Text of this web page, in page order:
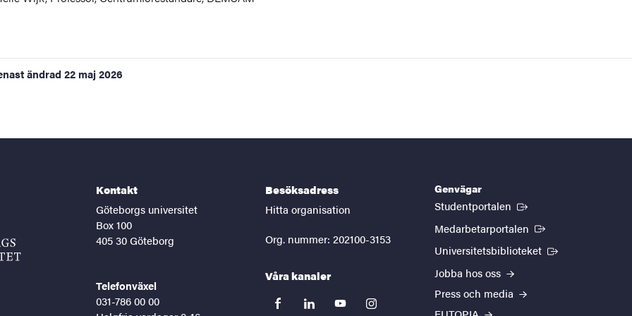
ändrad 22 maj 2026
Kontakt
Göteborgs universitet
Box 100
405 30 Göteborg
Telefonväxel
031-786 00 00
Besöksadress
Hitta organisation
Org. nummer: 202100-3153
Våra kanaler
facebooklinkedinyoutubeinstagram
Genvägar
Studentportalen (Extern länk)
Medarbetarportalen (Extern länk)
Universitetsbiblioteket (Extern länk)
Jobba hos oss
Press och media